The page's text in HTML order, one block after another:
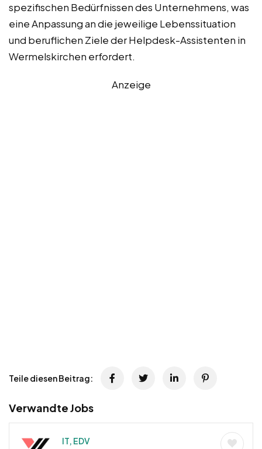
spezifischen Bedürfnissen des Unternehmens, was
eine Anpassung an die jeweilige Lebenssituation
und beruflichen Ziele der Helpdesk-Assistenten in
Wermelskirchen erfordert.
Anzeige
Teile diesen Beitrag:
Verwandte Jobs
IT, EDV